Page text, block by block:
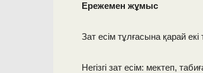
Ережемен жұмыс
Зат есім тұлғасына қарай екі
Негізгі зат есім: мектеп,